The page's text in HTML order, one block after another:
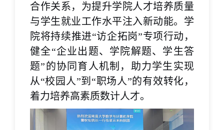
合作关系，为提升学院人才培养质量
与学生就业工作水平注入新动能。 学
院将持续推进“访企拓岗”专项行动，
健全“企业出题、学院解题、学生答
题”的协同育人机制，助力学生实现
从“校园人”到“职场人”的有效转化，
着力培养高素质数计人才。